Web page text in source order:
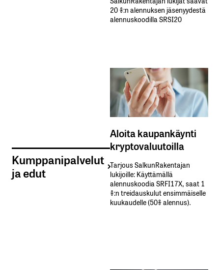
Kumppanipalvelut
ja edut
20 %:n alennuksen jäsenyydestä
alennuskoodilla SRSI20
Aloita kaupankäynti
kryptovaluutoilla
Tarjous SalkunRakentajan
lukijoille: Käyttämällä​ ​
alennuskoodia​ ​SRFI17X,​ ​saat​ ​1
%:n treidauskulut​ ​ensimmäiselle​ ​
kuukaudelle​ ​(50%​ ​alennus).